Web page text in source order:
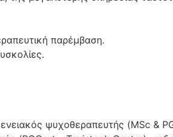
παρέμβαση.
ψυχοθεραπευτής (MSc &